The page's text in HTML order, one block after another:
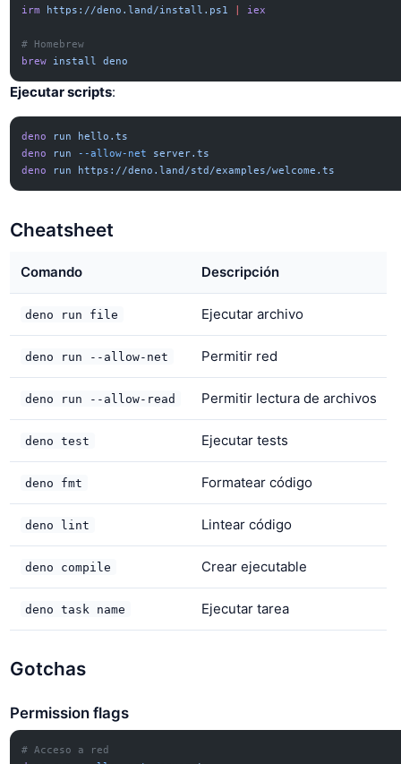
irm
https://deno.land/install.ps1 iex
# Homebrew
brew install deno
Ejecutar scripts:
deno run
hello.ts
deno
run --allow-net
server.ts
deno
run https://deno.land/std/examples/welcome.ts
Cheatsheet
Comando Descripción
deno run file Ejecutar archivo
deno run --allow-net Permitir red
deno run --allow-read Permitir lectura de archivos
deno test Ejecutar tests
deno fmt Formatear código
deno lint Lintear código
deno compile Crear ejecutable
deno task name Ejecutar tarea
Gotchas
Permission flags
# Acceso a red